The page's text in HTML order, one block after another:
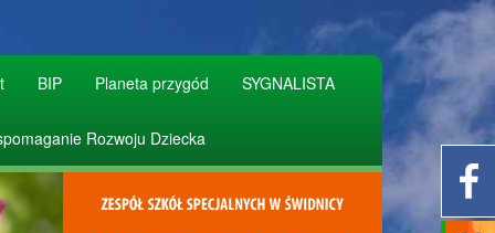
BIP Planeta przygód SYGNALISTA
Rozwoju Dziecka